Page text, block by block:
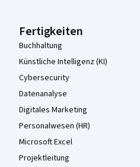
Fertigkeiten
Buchhaltung
Künstliche Intelligenz (KI)
Cybersecurity
Datenanalyse
Digitales Marketing
Personalwesen (HR)
Microsoft Excel
Projektleitung